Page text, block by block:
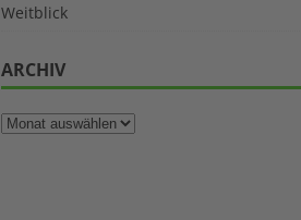
Weitblick
ARCHIV